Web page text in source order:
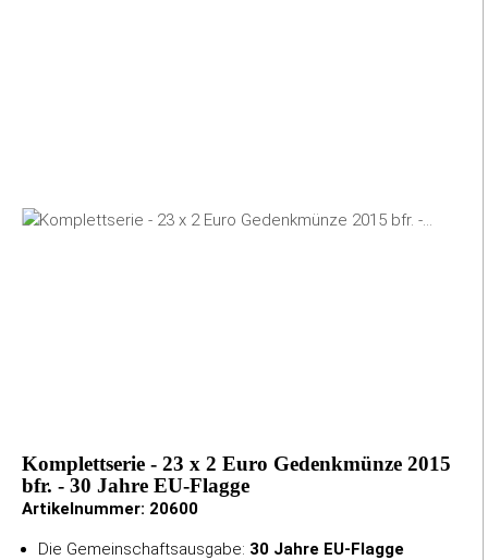
Komplettserie - 23 x 2 Euro Gedenkmünze 2015
bfr. - 30 Jahre EU-Flagge
Artikelnummer: 20600
Die Gemeinschaftsausgabe: 30 Jahre EU-Flagge